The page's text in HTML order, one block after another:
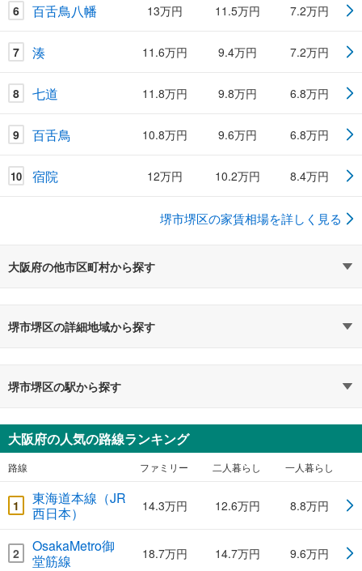
6 百舌鳥八幡 13万円 11.5万円 7.2万円
7 湊 11.6万円 9.4万円 7.2万円
8 七道 11.8万円 9.8万円 6.8万円
9 百舌鳥 10.8万円 9.6万円 6.8万円
10 宿院 12万円 10.2万円 8.4万円
堺市堺区の家賃相場を詳しく見る
大阪府の他市区町村から探す
堺市堺区の詳細地域から探す
堺市堺区の駅から探す
大阪府の人気の路線ランキング
路線 ファミリー 二人暮らし 一人暮らし
1
東海道本線（JR
西日本）
14.3万円 12.6万円 8.8万円
2
OsakaMetro御
堂筋線
18.7万円 14.7万円 9.6万円